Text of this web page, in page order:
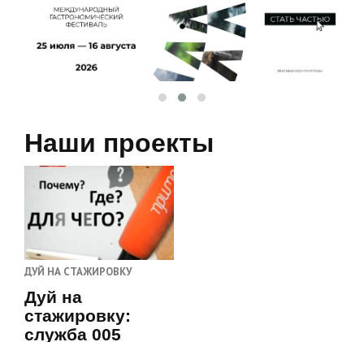
Наши проекты
ДУЙ НА СТАЖИРОВКУ
Дуй на
стажировку:
служба 005